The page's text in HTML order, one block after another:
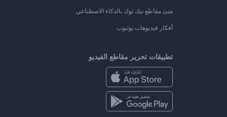
منئ مقاطع تيك توك بالذكاء الاصطناعي
أفكار فيديوهات يوتيوب
تطبيقات تحرير مقاطع الفيديو